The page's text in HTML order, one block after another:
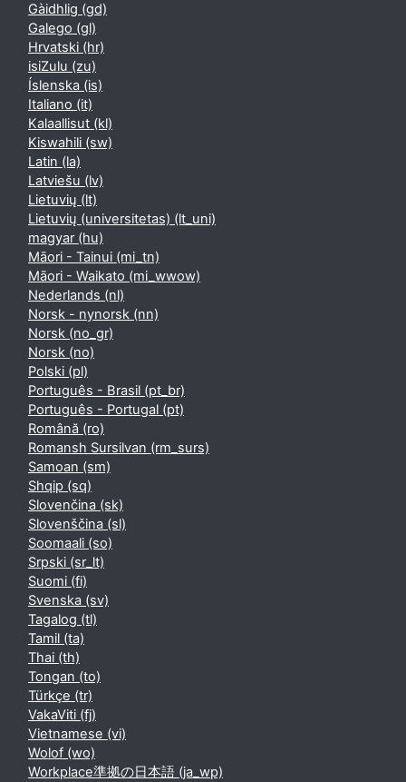
Gàidhlig ‎(gd)‎
Galego ‎(gl)‎
Hrvatski ‎(hr)‎
isiZulu ‎(zu)‎
Íslenska ‎(is)‎
Italiano ‎(it)‎
Kalaallisut ‎(kl)‎
Kiswahili ‎(sw)‎
Latin ‎(la)‎
Latviešu ‎(lv)‎
Lietuvių ‎(lt)‎
Lietuvių (universitetas) ‎(lt_uni)‎
magyar ‎(hu)‎
Māori - Tainui ‎(mi_tn)‎
Māori - Waikato ‎(mi_wwow)‎
Nederlands ‎(nl)‎
Norsk - nynorsk ‎(nn)‎
Norsk ‎(no_gr)‎
Norsk ‎(no)‎
Polski ‎(pl)‎
Português - Brasil ‎(pt_br)‎
Português - Portugal ‎(pt)‎
Română ‎(ro)‎
Romansh Sursilvan ‎(rm_surs)‎
Samoan ‎(sm)‎
Shqip ‎(sq)‎
Slovenčina ‎(sk)‎
Slovenščina ‎(sl)‎
Soomaali ‎(so)‎
Srpski ‎(sr_lt)‎
Suomi ‎(fi)‎
Svenska ‎(sv)‎
Tagalog ‎(tl)‎
Tamil ‎(ta)‎
Thai ‎(th)‎
Tongan ‎(to)‎
Türkçe ‎(tr)‎
VakaViti ‎(fj)‎
Vietnamese ‎(vi)‎
Wolof ‎(wo)‎
Workplace準拠の日本語 ‎(ja_wp)‎